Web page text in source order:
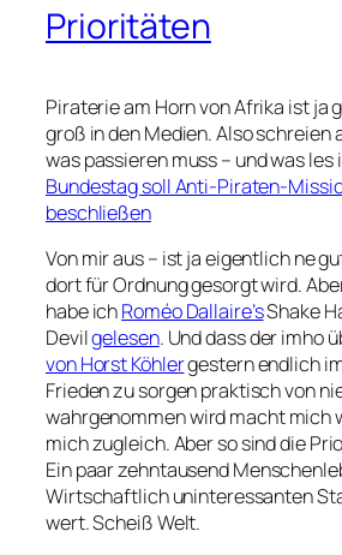
Prioritäten
Piraterie am Horn von Afrika ist ja
groß in den Medien. Also schreien
was passieren muss – und was les
Bundestag soll Anti-Piraten-
beschließen
Von mir aus – ist ja eigentlich ne
dort für Ordnung gesorgt wird.
habe ichRoméo Dallaire’sShake
Devilgelesen. Und dass der imho
von Horst Köhlergestern endlich
Frieden zu sorgen praktisch von
wahrgenommen wird macht mich
mich zugleich. Aber so sind die
Ein paar zehntausend
Wirtschaftlich uninteressanten
wert. Scheiß Welt.